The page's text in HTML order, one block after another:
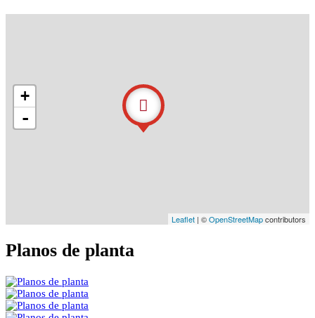
+
-
Leaflet | ©OpenStreetMapcontributors
Planos de planta